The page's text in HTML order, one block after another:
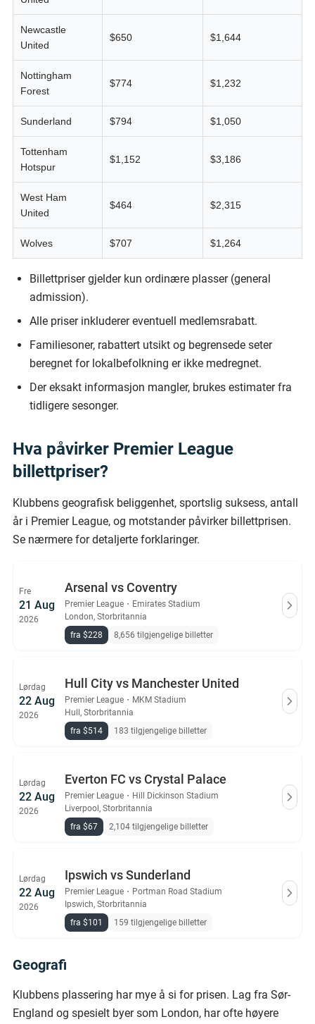
Newcastle
United
$650 $1,644
Nottingham
Forest
$774 $1,232
Sunderland $794 $1,050
Tottenham
Hotspur
$1,152 $3,186
West Ham
United
$464 $2,315
Wolves $707 $1,264
Billettpriser gjelder kun ordinære plasser (general
admission).
Alle priser inkluderer eventuell medlemsrabatt.
Familiesoner, rabattert utsikt og begrensede seter
beregnet for lokalbefolkning er ikke medregnet.
Der eksakt informasjon mangler, brukes estimater fra
tidligere sesonger.
Hva påvirker Premier League
billettpriser?
Klubbens geografisk beliggenhet, sportslig suksess, antall
år i Premier League, og motstander påvirker billettprisen.
Se nærmere for detaljerte forklaringer.
Fre
21 Aug
2026
Arsenal vs Coventry
Premier League ・ Emirates Stadium
London, Storbritannia
fra $228
8,656 tilgjengelige billetter
Lørdag
22 Aug
2026
Hull City vs Manchester United
Premier League ・ MKM Stadium
Hull, Storbritannia
fra $514
183 tilgjengelige billetter
Lørdag
22 Aug
2026
Everton FC vs Crystal Palace
Premier League ・ Hill Dickinson Stadium
Liverpool, Storbritannia
fra $67
2,104 tilgjengelige billetter
Lørdag
22 Aug
2026
Ipswich vs Sunderland
Premier League ・ Portman Road Stadium
Ipswich, Storbritannia
fra $101
159 tilgjengelige billetter
Geografi
Klubbens plassering har mye å si for prisen. Lag fra Sør-
England og spesielt byer som London, har ofte høyere